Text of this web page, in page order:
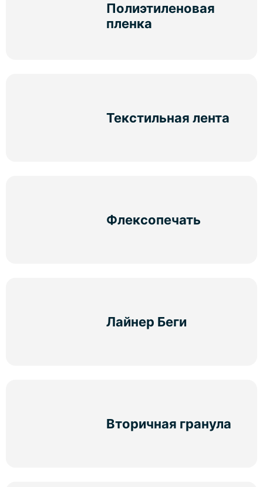
Полиэтиленовая
пленка
Текстильная лента
Флексопечать
Лайнер Беги
Вторичная гранула